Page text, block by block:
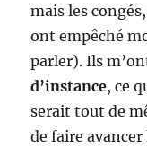
mais les
ont empêché
parler). Ils
d’instance, ce
serait tout de
de faire